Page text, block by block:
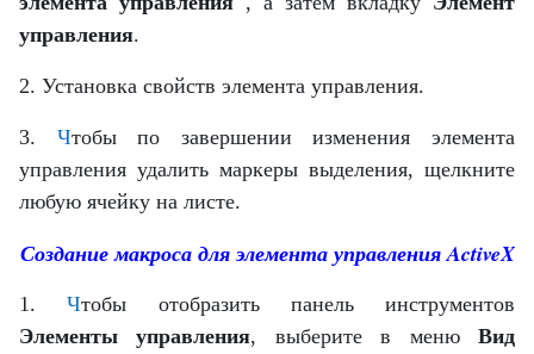
управления.
2. Установка свойств элемента управления.
3. Чтобы по завершении изменения элемента
управления удалить маркеры выделения, щелкните
любую ячейку на листе.
Создание макроса для элемента управления ActiveX
1.Чтобы отобразить панель инструментов
Элементы управления, выберите в менюВид